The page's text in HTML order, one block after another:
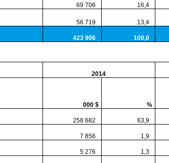
69 706 16,4
56 719 13,4
423 906 100,0
2014
000 $ %
258 682 63,9
7 856 1,9
5 276 1,3